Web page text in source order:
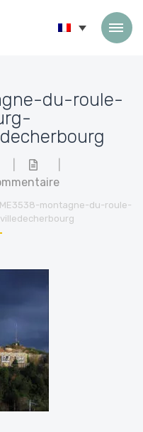
du-roule-
montagne-du-roule-